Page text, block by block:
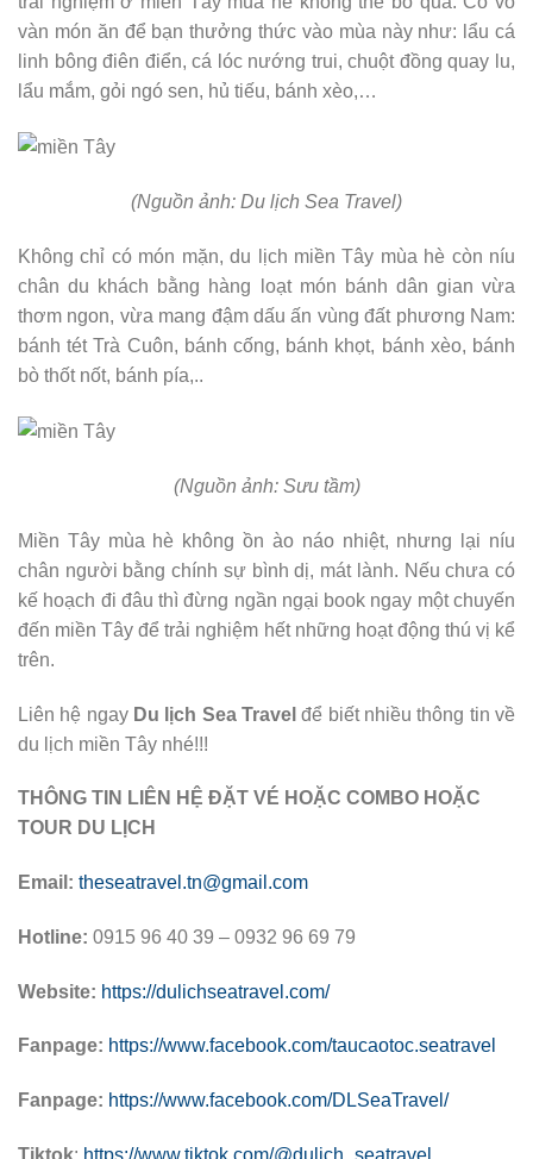
vàn món ăn để bạn thưởng thức vào mùa này như: lẩu cá
linh bông điên điển, cá lóc nướng trui, chuột đồng quay lu,
lẩu mắm, gỏi ngó sen, hủ tiếu, bánh xèo,…
(Nguồn ảnh: Du lịch Sea Travel)
Không chỉ có món mặn, du lịch miền Tây mùa hè còn níu
chân du khách bằng hàng loạt món bánh dân gian vừa
thơm ngon, vừa mang đậm dấu ấn vùng đất phương Nam:
bánh tét Trà Cuôn, bánh cống, bánh khọt, bánh xèo, bánh
bò thốt nốt, bánh pía,..
(Nguồn ảnh: Sưu tầm)
Miền Tây mùa hè không ồn ào náo nhiệt, nhưng lại níu
chân người bằng chính sự bình dị, mát lành. Nếu chưa có
kế hoạch đi đâu thì đừng ngần ngại book ngay một chuyến
đến miền Tây để trải nghiệm hết những hoạt động thú vị kể
trên.
Liên hệ ngay Du lịch Sea Travel để biết nhiều thông tin về
du lịch miền Tây nhé!!!
THÔNG TIN LIÊN HỆ ĐẶT VÉ HOẶC COMBO HOẶC
TOUR DU LỊCH
Email: theseatravel.tn@gmail.com
Hotline: 0915 96 40 39 – 0932 96 69 79
Website: https://dulichseatravel.com/
Fanpage: https://www.facebook.com/taucaotoc.seatravel
Fanpage: https://www.facebook.com/DLSeaTravel/
Tiktok: https://www.tiktok.com/@dulich_seatravel